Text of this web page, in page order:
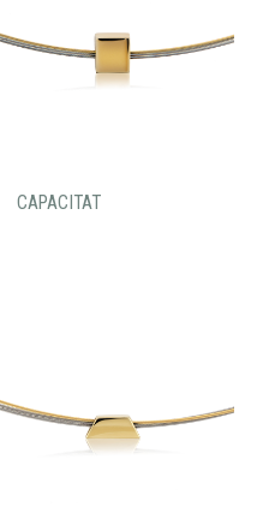
CAPACITAT